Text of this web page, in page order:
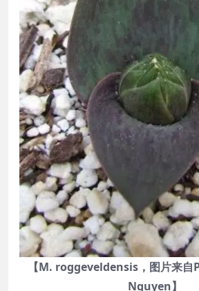
【M. roggeveldensis，图片来自
Nguyen】